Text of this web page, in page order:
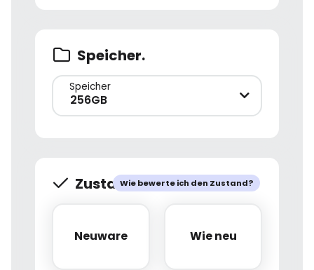
Speicher.
Speicher
256GB
Wie bewerte ich den Zustand?
Zustand.
Neuware
Neuware Wie neu
Wie neu